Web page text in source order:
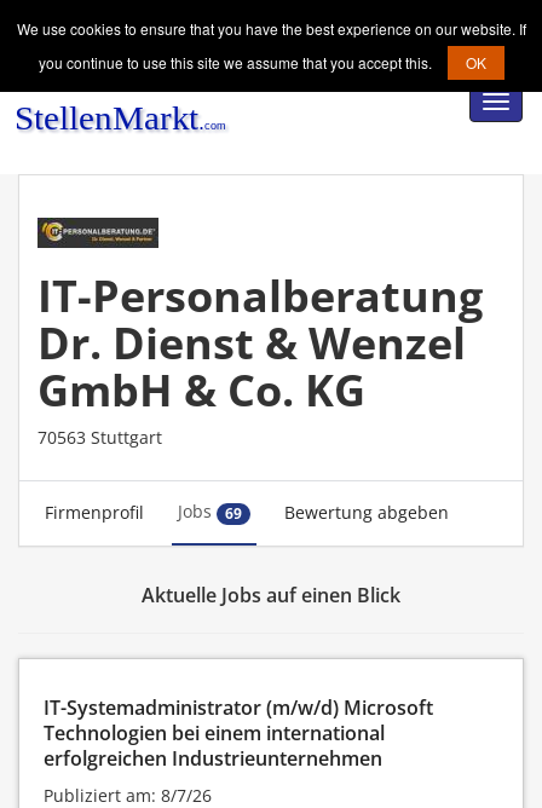
IT-Personalberatung
Dr. Dienst & Wenzel
GmbH & Co. KG
70563 Stuttgart
Firmenprofil Jobs 69 Bewertung abgeben
Aktuelle Jobs auf einen Blick
IT-Systemadministrator (m/w/d) Microsoft
Technologien bei einem international
erfolgreichen Industrieunternehmen
Publiziert am: 8/7/26
We use cookies to ensure that you have the best experience on our website. If
you continue to use this site we assume that you accept this.
OK